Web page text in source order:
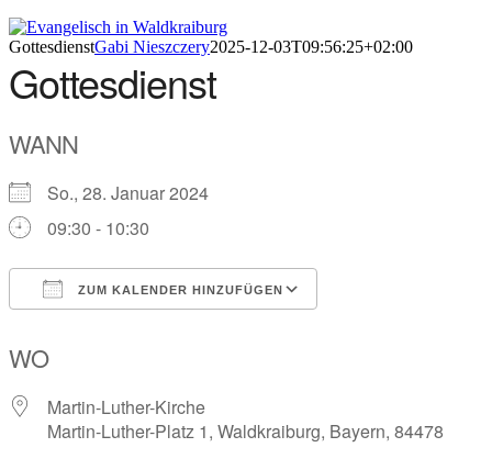
GottesdienstGabi Nieszczery2025-12-03T09:56:25+02:00
Gottesdienst
WANN
So., 28. Januar 2024
09:30 - 10:30
ZUM KALENDER HINZUFÜGEN
WO
Martin-Luther-Kirche
Martin-Luther-Platz 1, Waldkraiburg, Bayern, 84478